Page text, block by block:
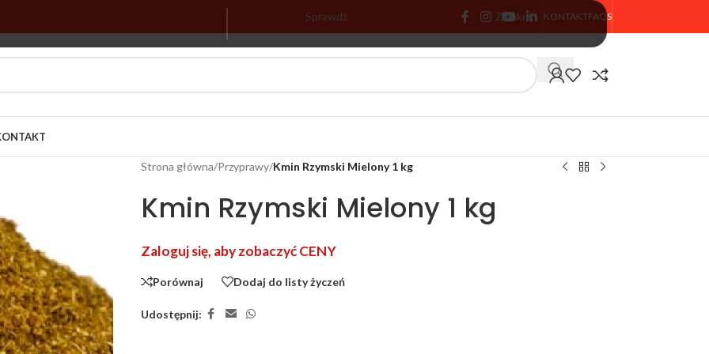
Sprawdź Zamknij KONTAKTFAQS
Strona główna/Przyprawy/Kmin Rzymski Mielony 1 kg
Kmin Rzymski Mielony 1 kg
Zaloguj się, aby zobaczyć CENY
Porównaj Dodaj do listy życzeń
Udostępnij: